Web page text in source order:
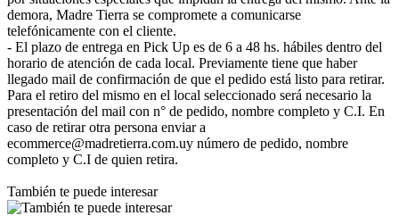
demora, Madre Tierra se compromete a comunicarse
telefónicamente con el cliente.
- El plazo de entrega en Pick Up es de 6 a 48 hs. hábiles dentro del
horario de atención de cada local. Previamente tiene que haber
llegado mail de confirmación de que el pedido está listo para retirar.
Para el retiro del mismo en el local seleccionado será necesario la
presentación del mail con n° de pedido, nombre completo y C.I. En
caso de retirar otra persona enviar a
ecommerce@madretierra.com.uy número de pedido, nombre
completo y C.I de quien retira.
También te puede interesar